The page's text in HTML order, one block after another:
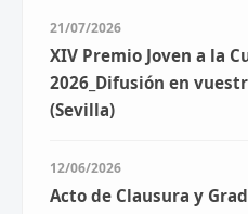
21/07/2026
XIV Premio Joven a la
2026_Difusión en
(Sevilla)
12/06/2026
Acto de Clausura y